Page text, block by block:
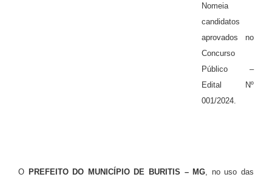
Nomeia
candidatos
aprovados no
Concurso
Público –
Edital Nº
001/2024.
O PREFEITO DO MUNICÍPIO DE BURITIS – MG , no uso das